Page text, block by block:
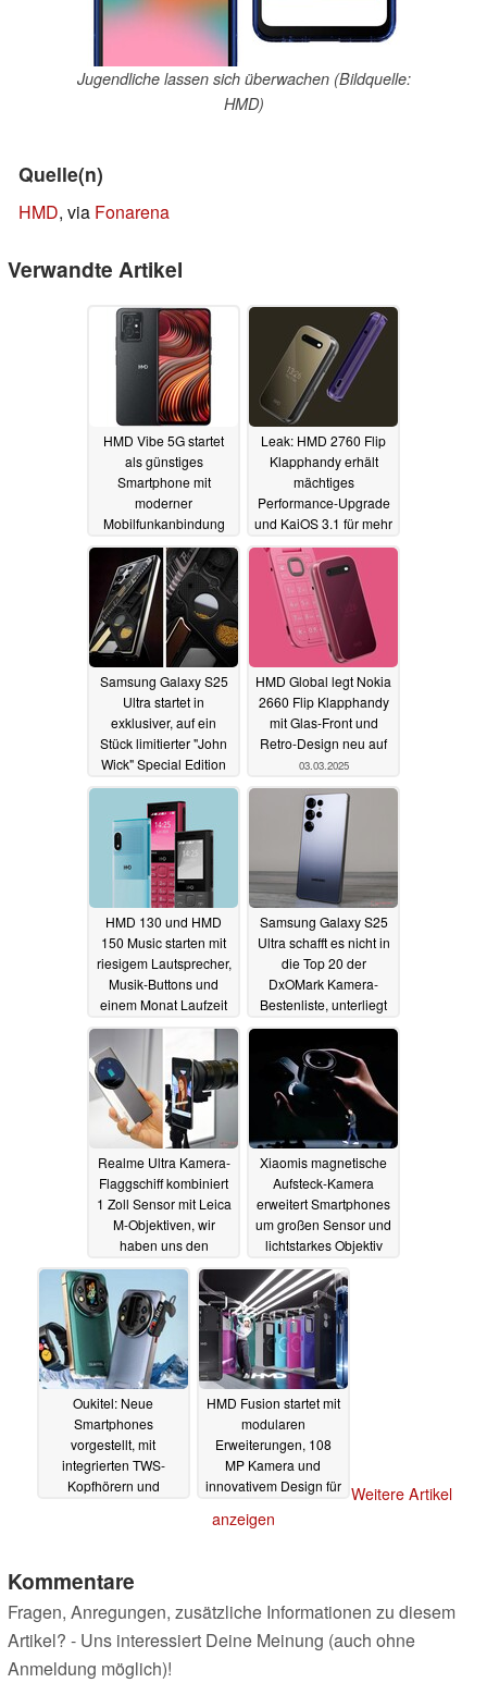
Jugendliche lassen sich überwachen (Bildquelle:
HMD)
Quelle(n)
HMD, via Fonarena
Verwandte Artikel
HMD Vibe 5G startet
als günstiges
Smartphone mit
moderner
Mobilfunkanbindung
14.09.2025
Leak: HMD 2760 Flip
Klapphandy erhält
mächtiges
Performance-Upgrade
und KaiOS 3.1 für mehr
Apps13.05.2025
Samsung Galaxy S25
Ultra startet in
exklusiver, auf ein
Stück limitierter "John
Wick" Special Edition
04.03.2025
HMD Global legt Nokia
2660 Flip Klapphandy
mit Glas-Front und
Retro-Design neu auf
03.03.2025
HMD 130 und HMD
150 Music starten mit
riesigem Lautsprecher,
Musik-Buttons und
einem Monat Laufzeit
03.03.2025
Samsung Galaxy S25
Ultra schafft es nicht in
die Top 20 der
DxOMark Kamera-
Bestenliste, unterliegt
Google Pixel 8
03.03.2025
Realme Ultra Kamera-
Flaggschiff kombiniert
1 Zoll Sensor mit Leica
M-Objektiven, wir
haben uns den
Prototyp angeschaut
03.03.2025
Xiaomis magnetische
Aufsteck-Kamera
erweitert Smartphones
um großen Sensor und
lichtstarkes Objektiv
02.03.2025
Oukitel: Neue
Smartphones
vorgestellt, mit
integrierten TWS-
Kopfhörern und
HMD Fusion startet mit
modularen
Erweiterungen, 108
MP Kamera und
innovativem Design für Weitere Artikel
anzeigen
Kommentare
Fragen, Anregungen, zusätzliche Informationen zu diesem
Artikel? - Uns interessiert Deine Meinung (auch ohne
Anmeldung möglich)!